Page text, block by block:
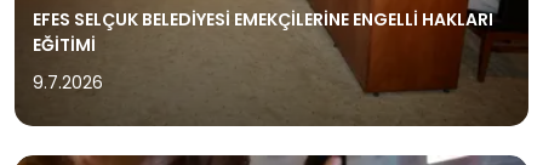
EFES SELÇUK BELEDİYESİ EMEKÇİLERİNE ENGELLİ HAKLARI
EĞİTİMİ
9.7.2026